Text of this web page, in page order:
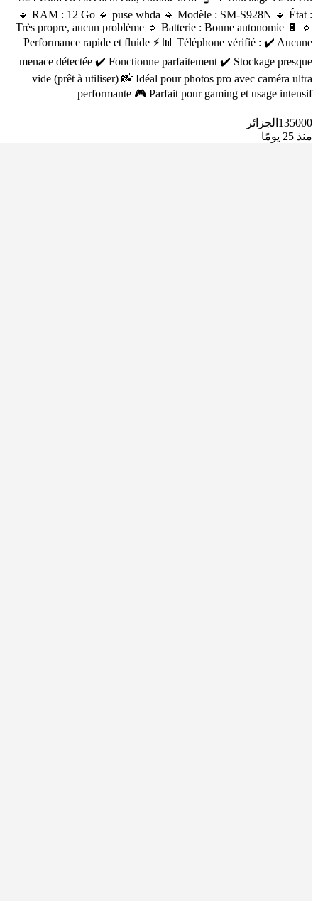
🔹 RAM : 12 Go 🔹 puse whda 🔹 Modèle : SM-S928N 🔹 État :
Très propre, aucun problème 🔹 Batterie : Bonne autonomie 🔋 🔹
Performance rapide et fluide ⚡ 📊 Téléphone vérifié : ✔️ Aucune
menace détectée ✔️ Fonctionne parfaitement ✔️ Stockage presque
vide (prêt à utiliser) 📸 Idéal pour photos pro avec caméra ultra
performante 🎮 Parfait pour gaming et usage intensif
135000 الجزائر
منذ 25 يومًا